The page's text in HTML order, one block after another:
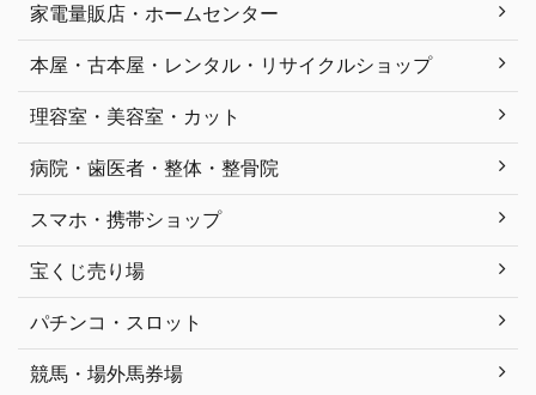
家電量販店・ホームセンター
本屋・古本屋・レンタル・リサイクルショップ
理容室・美容室・カット
病院・歯医者・整体・整骨院
スマホ・携帯ショップ
宝くじ売り場
パチンコ・スロット
競馬・場外馬券場